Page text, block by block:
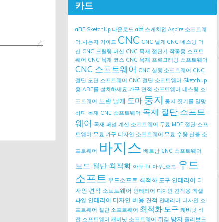
카드
aBF SketchUp 다운로드 abf 스케치업 Aspire 소프트웨
어 사용자 가이드 CNC CNC 날개 CNC 네스팅 머
신 CNC 드릴링 머신 CNC 목재 절단기 작동용 소프트
웨어 CNC 목재 코스 CNC 목재 프로그래밍 소프트웨어
CNC 소프트웨어 CNC 실행 소프트웨어 CNC
절단 도면 소프트웨어 CNC 절단 소프트웨어 Sketchup
용 ABF를 설치하세요 가구 견적 소프트웨어 네스팅 소
프트웨어 노란 날개 도마 둥지 둥지 짓기를 열망
하다 목재 CNC 소프트웨어 목재 절단 소프트
웨어 목재 패널 계산 소프트웨어 무료 MDF 절단 소프
트웨어 무료 가구 디자인 소프트웨어 무료 수량 산출 소
프트웨어 바지스 베트남 CNC 소프트웨어
보드 절단 최적화 아푸 ht 아푸_흐트 우드
소프트 우드소프트 최적화 도구 인테리어 디
자인 견적 소프트웨어 인테리어 디자인 견적용 엑셀
파일 인테리어 디자인 비용 견적 인테리어 디자인 소
프트웨어 절단 소프트웨어 최적화 도구 캐비닛 비
전 소프트웨어 캐비닛 소프트웨어 튀김 방지 폴리보드